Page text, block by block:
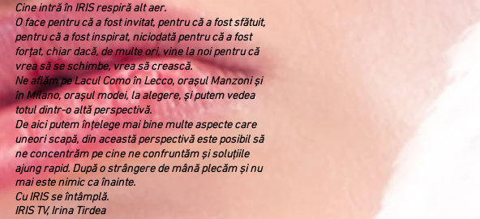
Cine intră în IRIS respiră alt aer.
O face pentru că a fost invitat, pentru că a fost sfătuit,
pentru că a fost inspirat, niciodată pentru că a fost
forțat, chiar dacă, de multe ori, vine la noi pentru că
vrea să se schimbe, vrea să crească.
Ne aflăm pe Lacul Como în Lecco, orașul Manzoni și
în Milano, orașul modei, la alegere, și putem vedea
totul dintr-o altă perspectivă.
De aici putem înțelege mai bine multe aspecte care
uneori scapă, din această perspectivă este posibil să
ne concentrăm pe cine ne confruntăm și soluțiile
ajung rapid. După o strângere de mână plecăm și nu
mai este nimic ca înainte.
Cu IRIS se întâmplă.
IRIS TV, Irina Tirdea